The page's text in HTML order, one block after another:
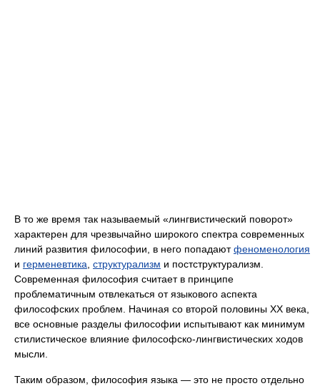
В то же время так называемый «лингвистический поворот»
характерен для чрезвычайно широкого спектра современных
линий развития философии, в него попадаютфеноменология
и герменевтика структурализм и постструктурализм.
Современная философия считает в принципе
проблематичным отвлекаться от языкового аспекта
философских проблем. Начиная со второй половины XX века,
все основные разделы философии испытывают как минимум
стилистическое влияние философско-лингвистических ходов
мысли.
Таким образом, философия языка — это не просто отдельно